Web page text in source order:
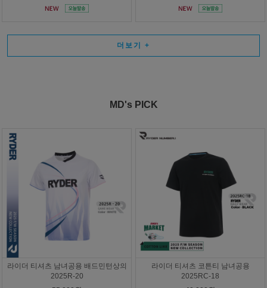
더보기 +
MD's PICK
라이더 티셔츠 남녀공용 배드민턴상의
2025R-20
라이더 티셔츠 코튼티 남녀공용
2025RC-18